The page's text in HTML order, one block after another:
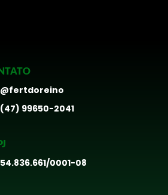
@fertdoreino
(47) 99650-2041
54.836.661/0001-08